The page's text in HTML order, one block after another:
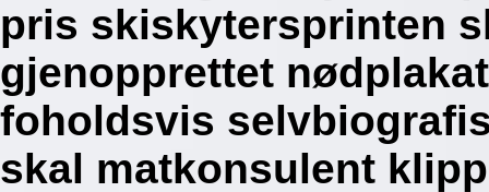
pris skiskytersprinten
gjenopprettet
foholdsvis
skal matkonsulent